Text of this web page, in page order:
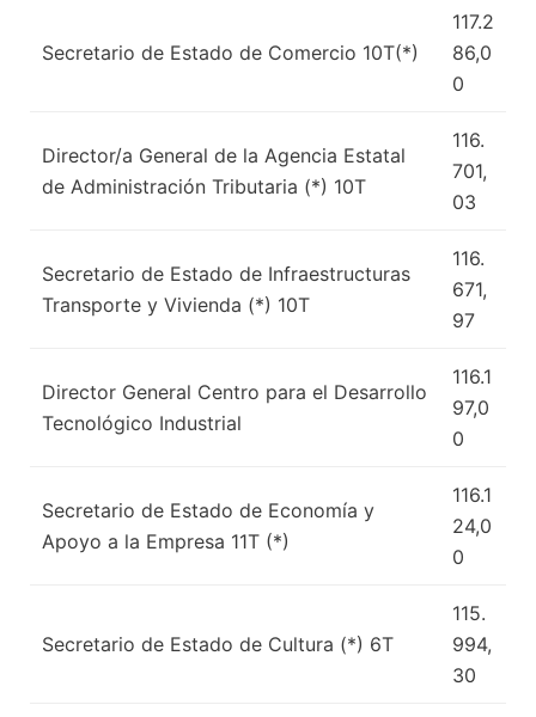
Secretario de Estado de Comercio 10T(*)
117.2
86,0
0
Director/a General de la Agencia Estatal
de Administración Tributaria (*) 10T
116.
701,
03
Secretario de Estado de Infraestructuras
Transporte y Vivienda (*) 10T
116.
671,
97
Director General Centro para el Desarrollo
Tecnológico Industrial
116.1
97,0
0
Secretario de Estado de Economía y
Apoyo a la Empresa 11T (*)
116.1
24,0
0
Secretario de Estado de Cultura (*) 6T
115.
994,
30